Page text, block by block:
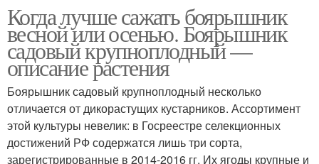
Когда лучше сажать боярышник
весной или осенью. Боярышник
садовый крупноплодный —
описание растения
Боярышник садовый крупноплодный несколько
отличается от дикорастущих кустарников. Ассортимент
этой культуры невелик: в Госреестре селекционных
достижений РФ содержатся лишь три сорта,
зарегистрированные в 2014-2016 гг. Их ягоды крупные и